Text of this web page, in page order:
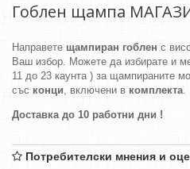
Гоблен щампа
Направете щампиран гоблен с
Ваш избор. Можете да избирате и
11 до 23 каунта ) за щампираните
със конци, включени в комплекта.
Доставка до 10 работни дни !
Потребителски мнения и